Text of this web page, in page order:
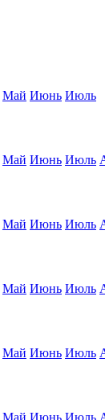
Май Июнь Июль
Май Июнь Июль
Май Июнь Июль
Май Июнь Июль
Май Июнь Июль
Май Июнь Июль